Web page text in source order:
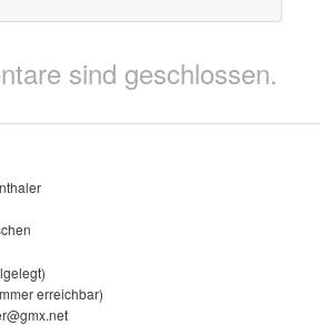
sind geschlossen.
erreichbar)